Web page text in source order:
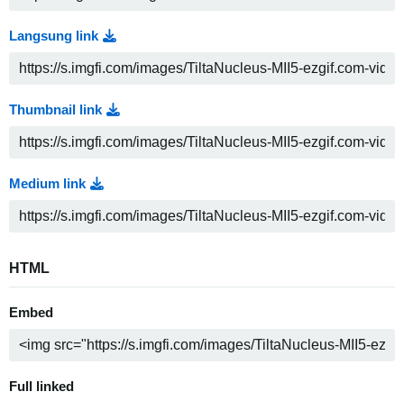
Langsung link
Thumbnail link
Medium link
HTML
Embed
Full linked